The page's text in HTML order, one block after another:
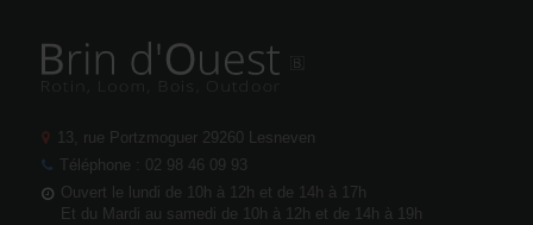
13, rue Portzmoguer 29260 Lesneven
Téléphone : 02 98 46 09 93
Ouvert le lundi de 10h à 12h et de 14h à 17h
Et du Mardi au samedi de 10h à 12h et de 14h à 19h